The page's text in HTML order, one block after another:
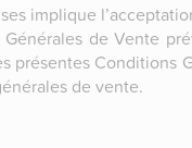
implique
de Vente
présentes
de vente.